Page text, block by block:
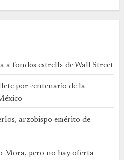
a fondos estrella de Wall Street
por centenario de la
arzobispo emérito de
Mora, pero no hay oferta